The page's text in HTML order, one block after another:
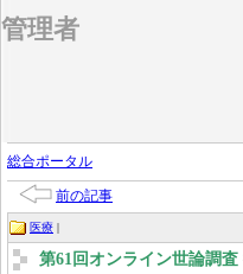
管理者
総合ポータル
前の記事
医療 |
第61回オンライン世論調